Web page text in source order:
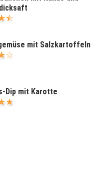
mit Salzkartoffeln
Dip mit Karotte